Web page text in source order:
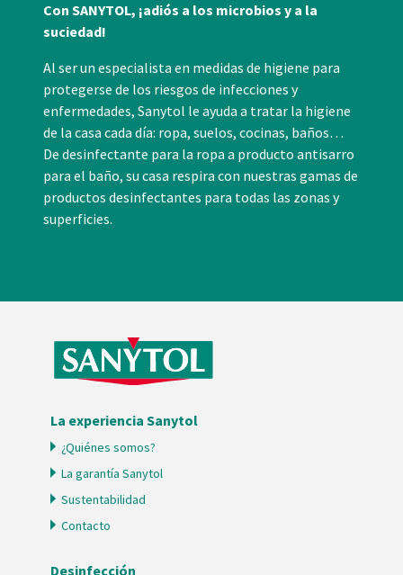
Con SANYTOL, ¡adiós a los microbios y a la
suciedad!
Al ser un especialista en medidas de higiene para
protegerse de los riesgos de infecciones y
enfermedades, Sanytol le ayuda a tratar la higiene
de la casa cada día: ropa, suelos, cocinas, baños…
De desinfectante para la ropa a producto antisarro
para el baño, su casa respira con nuestras gamas de
productos desinfectantes para todas las zonas y
superficies.
La experiencia Sanytol
¿Quiénes somos?
La garantía Sanytol
Sustentabilidad
Contacto
Desinfección